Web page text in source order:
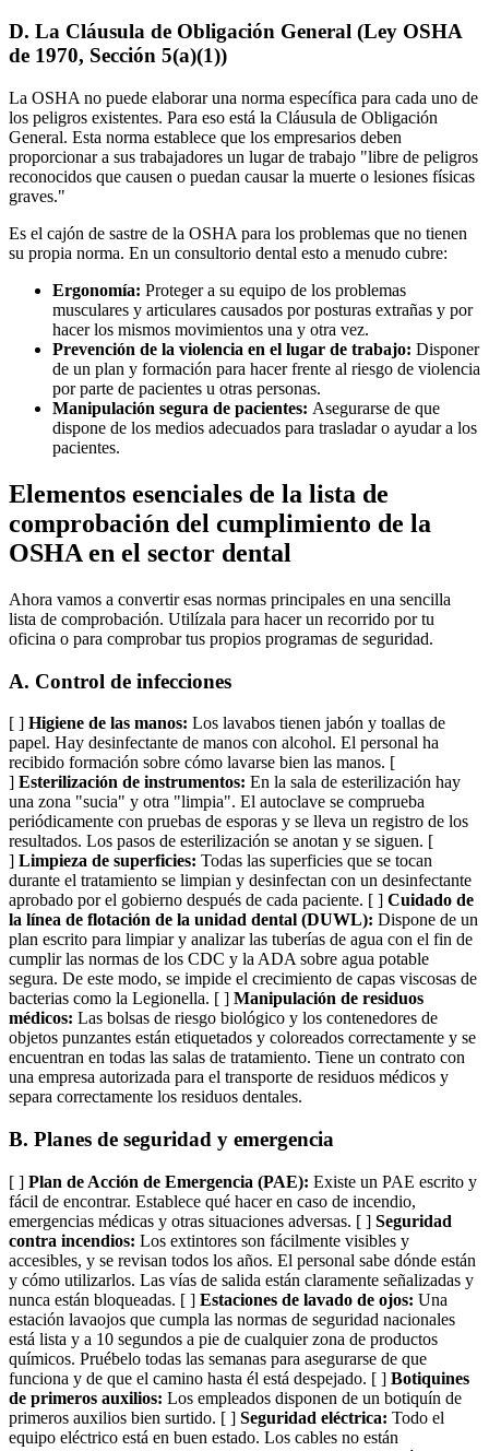
D. La Cláusula de Obligación General (Ley OSHA
de 1970, Sección 5(a)(1))
La OSHA no puede elaborar una norma específica para cada uno de
los peligros existentes. Para eso está la Cláusula de Obligación
General. Esta norma establece que los empresarios deben
proporcionar a sus trabajadores un lugar de trabajo "libre de peligros
reconocidos que causen o puedan causar la muerte o lesiones físicas
graves."
Es el cajón de sastre de la OSHA para los problemas que no tienen
su propia norma. En un consultorio dental esto a menudo cubre:
Ergonomía: Proteger a su equipo de los problemas
musculares y articulares causados por posturas extrañas y por
hacer los mismos movimientos una y otra vez.
Prevención de la violencia en el lugar de trabajo: Disponer
de un plan y formación para hacer frente al riesgo de violencia
por parte de pacientes u otras personas.
Manipulación segura de pacientes: Asegurarse de que
dispone de los medios adecuados para trasladar o ayudar a los
pacientes.
Elementos esenciales de la lista de
comprobación del cumplimiento de la
OSHA en el sector dental
Ahora vamos a convertir esas normas principales en una sencilla
lista de comprobación. Utilízala para hacer un recorrido por tu
oficina o para comprobar tus propios programas de seguridad.
A. Control de infecciones
[ ] Higiene de las manos: Los lavabos tienen jabón y toallas de
papel. Hay desinfectante de manos con alcohol. El personal ha
recibido formación sobre cómo lavarse bien las manos. [
] Esterilización de instrumentos: En la sala de esterilización hay
una zona "sucia" y otra "limpia". El autoclave se comprueba
periódicamente con pruebas de esporas y se lleva un registro de los
resultados. Los pasos de esterilización se anotan y se siguen. [
] Limpieza de superficies: Todas las superficies que se tocan
durante el tratamiento se limpian y desinfectan con un desinfectante
aprobado por el gobierno después de cada paciente. [ ] Cuidado de
la línea de flotación de la unidad dental (DUWL): Dispone de un
plan escrito para limpiar y analizar las tuberías de agua con el fin de
cumplir las normas de los CDC y la ADA sobre agua potable
segura. De este modo, se impide el crecimiento de capas viscosas de
bacterias como la Legionella. [ ] Manipulación de residuos
médicos: Las bolsas de riesgo biológico y los contenedores de
objetos punzantes están etiquetados y coloreados correctamente y se
encuentran en todas las salas de tratamiento. Tiene un contrato con
una empresa autorizada para el transporte de residuos médicos y
separa correctamente los residuos dentales.
B. Planes de seguridad y emergencia
[ ] Plan de Acción de Emergencia (PAE): Existe un PAE escrito y
fácil de encontrar. Establece qué hacer en caso de incendio,
emergencias médicas y otras situaciones adversas. [ ] Seguridad
contra incendios: Los extintores son fácilmente visibles y
accesibles, y se revisan todos los años. El personal sabe dónde están
y cómo utilizarlos. Las vías de salida están claramente señalizadas y
nunca están bloqueadas. [ ] Estaciones de lavado de ojos: Una
estación lavaojos que cumpla las normas de seguridad nacionales
está lista y a 10 segundos a pie de cualquier zona de productos
químicos. Pruébelo todas las semanas para asegurarse de que
funciona y de que el camino hasta él está despejado. [ ] Botiquines
de primeros auxilios: Los empleados disponen de un botiquín de
primeros auxilios bien surtido. [ ] Seguridad eléctrica: Todo el
equipo eléctrico está en buen estado. Los cables no están